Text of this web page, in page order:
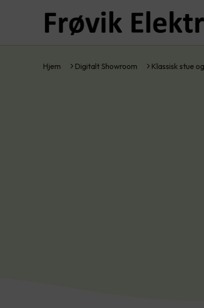
Hjem Digitalt Showroom Klassisk stue